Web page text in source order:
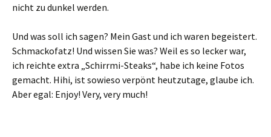
nicht zu dunkel werden.
Und was soll ich sagen? Mein Gast und ich waren begeistert.
Schmackofatz! Und wissen Sie was? Weil es so lecker war,
ich reichte extra „Schirrmi-Steaks“, habe ich keine Fotos
gemacht. Hihi, ist sowieso verpönt heutzutage, glaube ich.
Aber egal: Enjoy! Very, very much!